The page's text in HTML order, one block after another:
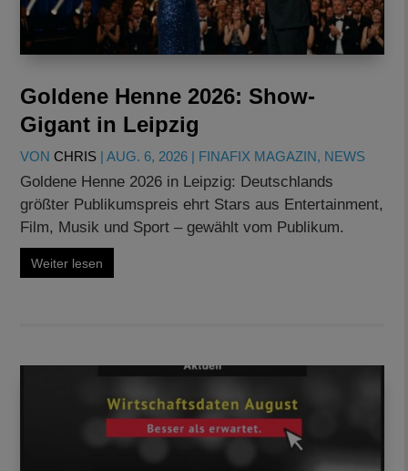
Goldene Henne 2026: Show-
Gigant in Leipzig
VONCHRIS |AUG. 6, 2026 | FINAFIX MAGAZIN, NEWS
Goldene Henne 2026 in Leipzig: Deutschlands
größter Publikumspreis ehrt Stars aus Entertainment,
Film, Musik und Sport – gewählt vom Publikum.
Weiter lesen